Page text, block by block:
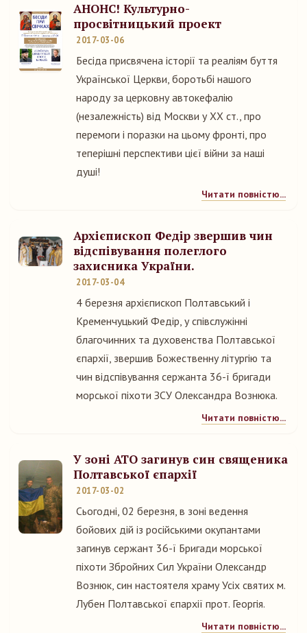
АНОНС! Культурно-
просвітницький проект
2017-03-06
Бесіда присвячена історії та реаліям буття
Української Церкви, боротьбі нашого
народу за церковну автокефалію
(незалежність) від Москви у XX ст., про
перемоги і поразки на цьому фронті, про
теперішні перспективи цієї війни за наші
душі!
Читати повністю...
Архієпископ Федір звершив чин
відспівування полеглого
захисника України.
2017-03-04
4 березня архієпископ Полтавський і
Кременчуцький Федір, у співслужінні
благочинних та духовенства Полтавської
єпархії, звершив Божественну літургію та
чин відспівування сержанта 36-ї бригади
морської піхоти ЗСУ Олександра Вознюка.
Читати повністю...
У зоні АТО загинув син священика
Полтавської єпархії
2017-03-02
Сьогодні, 02 березня, в зоні ведення
бойових дій із російськими окупантами
загинув сержант 36-ї Бригади морської
піхоти Збройних Сил України Олександр
Вознюк, син настоятеля храму Усіх святих м.
Лубен Полтавської єпархії прот. Георгія.
Читати повністю...